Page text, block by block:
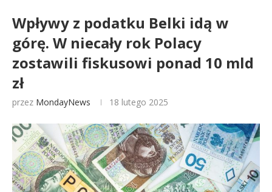
Wpływy z podatku Belki idą w
górę. W niecały rok Polacy
zostawili fiskusowi ponad 10 mld
zł
przez MondayNews 18 lutego 2025